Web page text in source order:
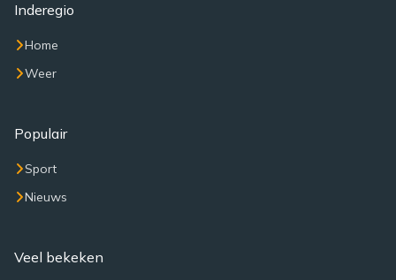
Inderegio
Home
Weer
Populair
Sport
Nieuws
Veel bekeken